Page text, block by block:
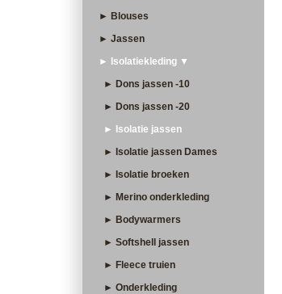
► Blouses
► Jassen
► Isolatiekleding ▼
► Dons jassen -10
► Dons jassen -20
► Isolatie jassen
► Isolatie jassen Dames
► Isolatie broeken
► Merino onderkleding
► Bodywarmers
► Softshell jassen
► Fleece truien
► Onderkleding